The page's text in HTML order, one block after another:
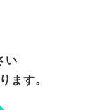
い
ます。